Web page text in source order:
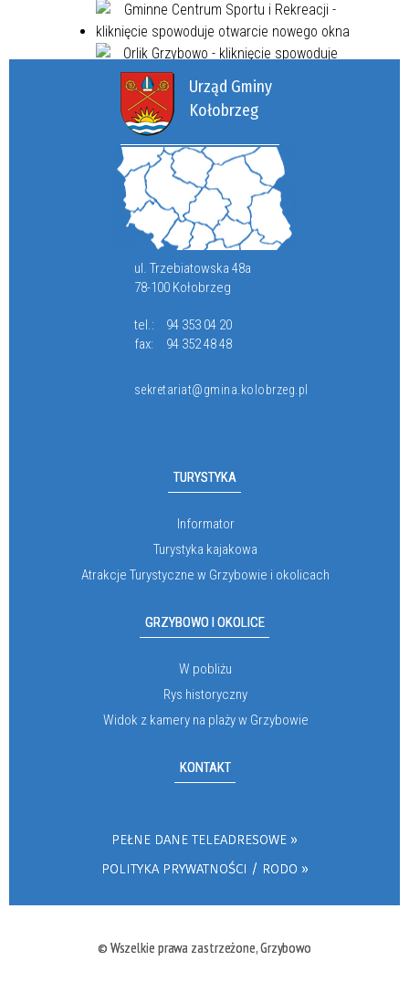
Urząd Gminy
Kołobrzeg
ul. Trzebiatowska 48a
78-100 Kołobrzeg
tel.:
94 353 04 20
fax:
94 352 48 48
sekretariat@gmina.kolobrzeg.pl
TURYSTYKA
Informator
Turystyka kajakowa
Atrakcje Turystyczne w Grzybowie i okolicach
GRZYBOWO I OKOLICE
W pobliżu
Rys historyczny
Widok z kamery na plaży w Grzybowie
KONTAKT
PEŁNE DANE TELEADRESOWE
POLITYKA PRYWATNOŚCI / RODO
© Wszelkie prawa zastrzeżone, Grzybowo